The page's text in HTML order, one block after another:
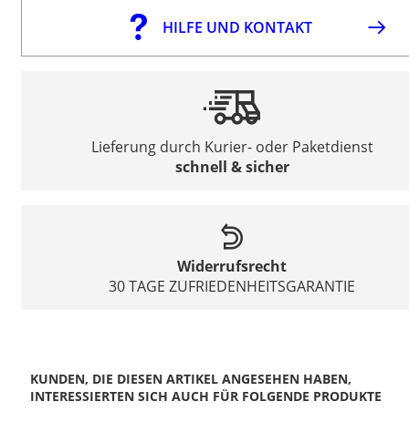
HILFE UND KONTAKT
Lieferung durch Kurier- oder Paketdienst
schnell & sicher
Widerrufsrecht
30 TAGE ZUFRIEDENHEITSGARANTIE
KUNDEN, DIE DIESEN ARTIKEL ANGESEHEN HABEN,
INTERESSIERTEN SICH AUCH FÜR FOLGENDE PRODUKTE